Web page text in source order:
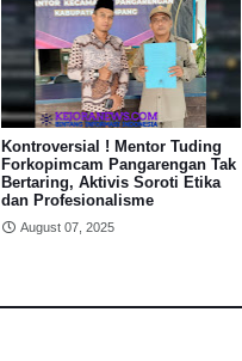
Kontroversial ! Mentor Tuding
Forkopimcam Pangarengan Tak
Bertaring, Aktivis Soroti Etika
dan Profesionalisme
August 07, 2025